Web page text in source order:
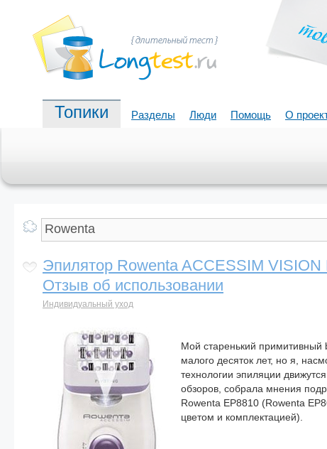
Топики Разделы Люди Помощь О
Эпилятор Rowenta ACCESSIM
Отзыв об использовании
Индивидуальный уход
Мой старенький примитивный
малого десяток лет, но я,
технологии эпиляции
обзоров, собрала мнения
Rowenta EP8810 (Rowenta
цветом и комплектацией).